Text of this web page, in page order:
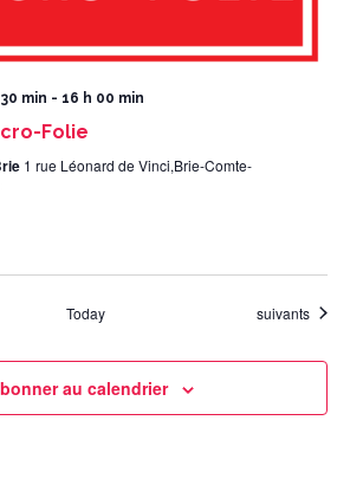
min - 16 h 00 min
Folie
1 rue Léonard de Vinci,Brie-Comte-
Today Évènements
suivants
au calendrier